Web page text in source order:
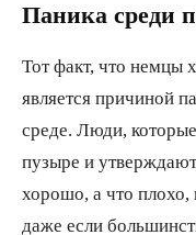
Паника среди
Тот факт, что немцы
является причиной
среде. Люди,
пузыре и
хорошо, а что
даже если